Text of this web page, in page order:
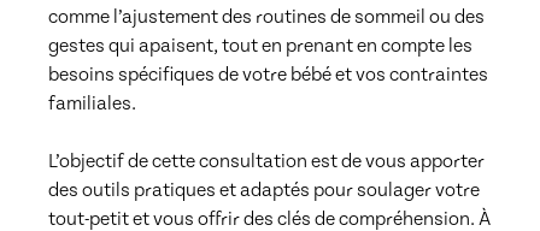
comme l’ajustement des routines de sommeil ou des
gestes qui apaisent, tout en prenant en compte les
besoins spécifiques de votre bébé et vos contraintes
familiales.
L’objectif de cette consultation est de vous apporter
des outils pratiques et adaptés pour soulager votre
tout-petit et vous offrir des clés de compréhension. À